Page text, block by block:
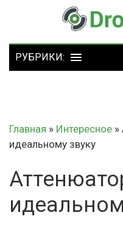
Главная » Интересное »
идеальному звуку